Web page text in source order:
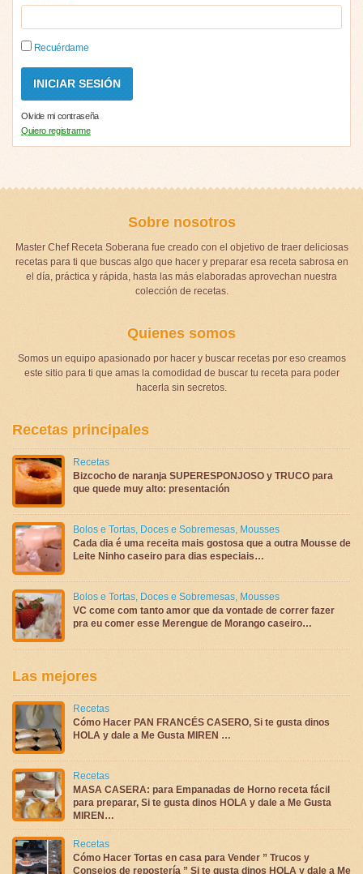
Recuérdame
Olvide mi contraseña
Quiero registrarme
Sobre nosotros
Master Chef Receta Soberana fue creado con el objetivo de traer deliciosas
recetas para ti que buscas algo que hacer y preparar esa receta sabrosa en
el día, práctica y rápida, hasta las más elaboradas aprovechan nuestra
colección de recetas.
Quienes somos
Somos un equipo apasionado por hacer y buscar recetas por eso creamos
este sitio para ti que amas la comodidad de buscar tu receta para poder
hacerla sin secretos.
Recetas principales
Recetas
Bizcocho de naranja SUPERESPONJOSO y TRUCO para
que quede muy alto: presentación
Bolos e Tortas, Doces e Sobremesas, Mousses
Cada dia é uma receita mais gostosa que a outra Mousse de
Leite Ninho caseiro para dias especiais…
Bolos e Tortas, Doces e Sobremesas, Mousses
VC come com tanto amor que da vontade de correr fazer
pra eu comer esse Merengue de Morango caseiro…
Las mejores
Recetas
Cómo Hacer PAN FRANCÉS CASERO, Si te gusta dinos
HOLA y dale a Me Gusta MIREN …
Recetas
MASA CASERA: para Empanadas de Horno receta fácil
para preparar, Si te gusta dinos HOLA y dale a Me Gusta
MIREN…
Recetas
Cómo Hacer Tortas en casa para Vender ” Trucos y
Consejos de repostería ” Si te gusta dinos HOLA y dale a Me